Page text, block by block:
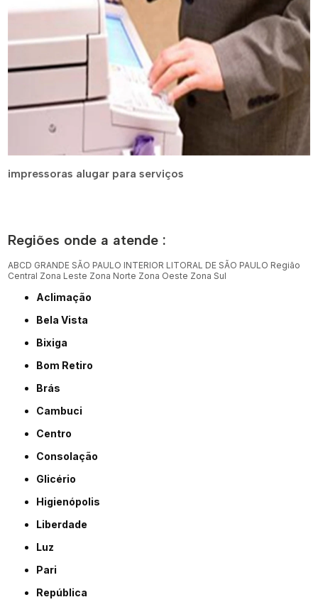
impressoras alugar para serviços
Regiões onde a atende :
ABCD GRANDE SÃO PAULO INTERIOR LITORAL DE SÃO PAULO Região
Central Zona Leste Zona Norte Zona Oeste Zona Sul
Aclimação
Bela Vista
Bixiga
Bom Retiro
Brás
Cambuci
Centro
Consolação
Glicério
Higienópolis
Liberdade
Luz
Pari
República